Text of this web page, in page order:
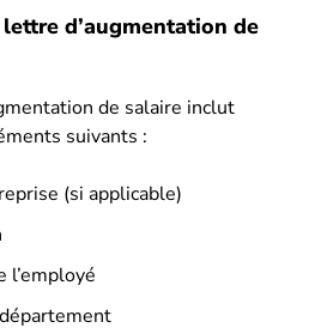
d’augmentation de
de salaire inclut
suivants :
(si applicable)
l’employé